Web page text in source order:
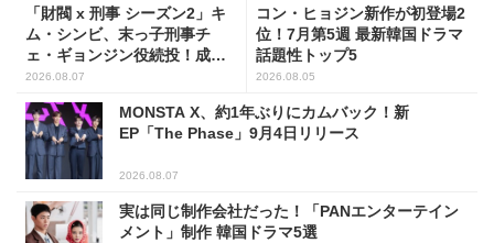
「財閥 x 刑事 シーズン2」キ
ム・シンビ、末っ子刑事チ
ェ・ギョンジン役続投！成長
した姿に注目
2026.08.07
コン・ヒョジン新作が初登場2
位！7月第5週 最新韓国ドラマ
話題性トップ5
2026.08.05
MONSTA X、約1年ぶりにカムバック！新
EP「The Phase」9月4日リリース
2026.08.07
実は同じ制作会社だった！「PANエンターテイン
メント」制作 韓国ドラマ5選